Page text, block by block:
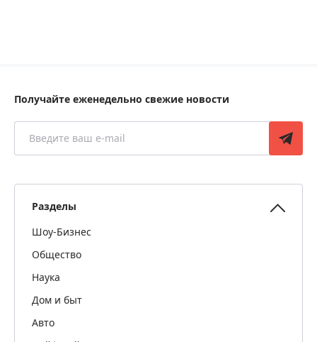
Получайте еженедельно свежие новости
Разделы
Шоу-Бизнес
Общество
Наука
Дом и быт
Авто